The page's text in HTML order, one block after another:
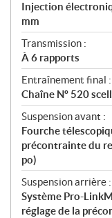
Injection
mm
Transmission :
À 6 rapports
Entraînement final :
Chaîne Nº 520
Suspension avant :
Fourche
précontrainte du
po)
Suspension arrière :
Système Pro-
réglage de la